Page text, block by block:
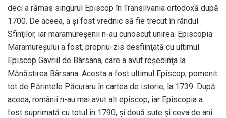
deci a rămas singurul Episcop în Transilvania ortodoxă după
1700. De aceea, a şi fost vrednic să fie trecut în rândul
Sfinţilor, iar maramureşenii n-au cunoscut unirea. Episcopia
Maramureşului a fost, propriu-zis desfiinţată cu ultimul
Episcop Gavriil de Bârsana, care a avut reşedinţa la
Mănăstirea Bârsana. Acesta a fost ultimul Episcop, pomenit
tot de Părintele Păcuraru în cartea de istorie, la 1739. După
aceea, românii n-au mai avut alt episcop, iar Episcopia a
fost suprimată cu totul în 1790, şi două sute şi ceva de ani